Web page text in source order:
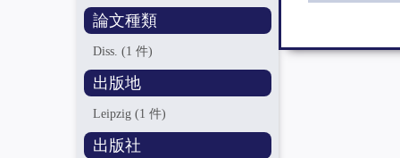
論文種類
Diss.(1 件)
出版地
Leipzig(1 件)
出版社